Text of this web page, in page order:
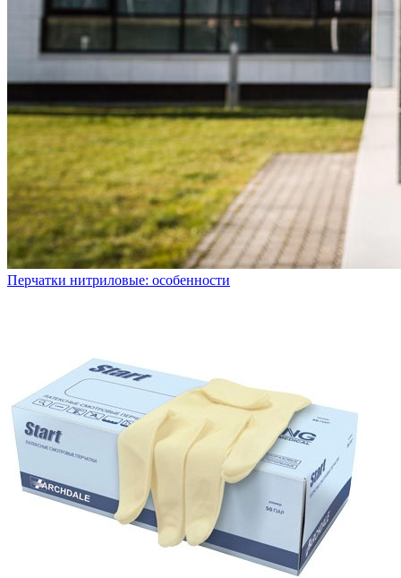
Перчатки нитриловые: особенности